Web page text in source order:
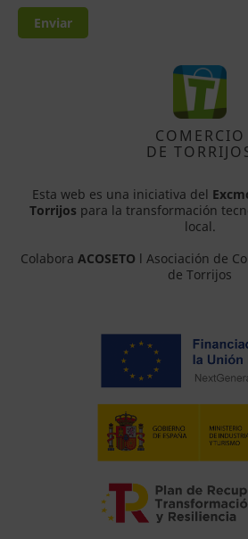
Enviar
COMERCIO
DE
Esta web es una iniciativa del
Torrijos para la transformación
local.
Colabora ACOSETO l Asociación de
de Torrijos